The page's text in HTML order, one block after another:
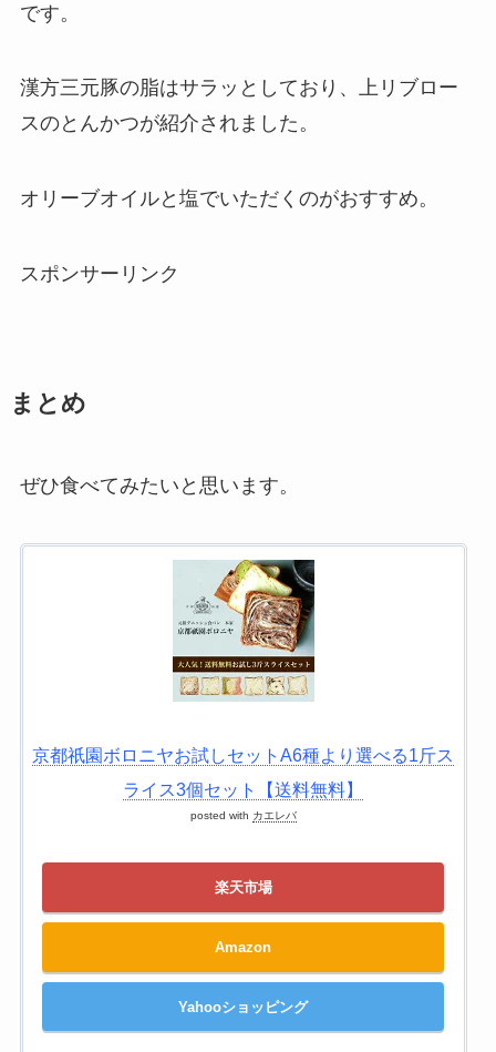
です。
漢方三元豚の脂はサラッとしており、上リブロー
スのとんかつが紹介されました。
オリーブオイルと塩でいただくのがおすすめ。
スポンサーリンク
まとめ
ぜひ食べてみたいと思います。
京都祇園ボロニヤお試しセットA6種より選べる1斤ス
ライス3個セット【送料無料】
posted with カエレバ
楽天市場
Amazon
Yahooショッピング